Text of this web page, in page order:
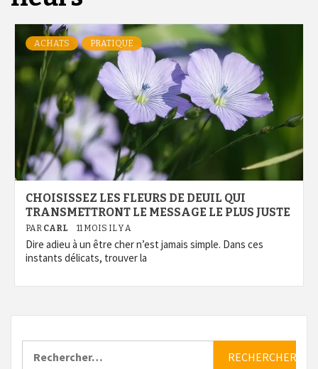
ACHATS PRATIQUE
CHOISISSEZ LES FLEURS DE DEUIL QUI
TRANSMETTRONT LE MESSAGE LE PLUS JUSTE
PAR CARL 11 MOIS IL Y A
Dire adieu à un être cher n’est jamais simple. Dans ces
instants délicats, trouver la